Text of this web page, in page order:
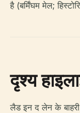
है (बर्मिंघम मेल;
दृश्य
लैड इन द लेन के बाहरी